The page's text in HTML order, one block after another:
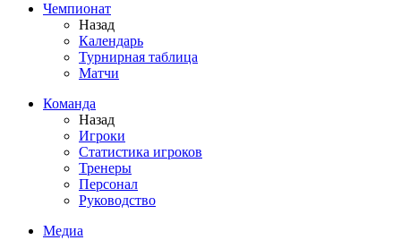
Чемпионат
Назад
Календарь
Турнирная таблица
Матчи
Команда
Назад
Игроки
Статистика игроков
Тренеры
Персонал
Руководство
Медиа